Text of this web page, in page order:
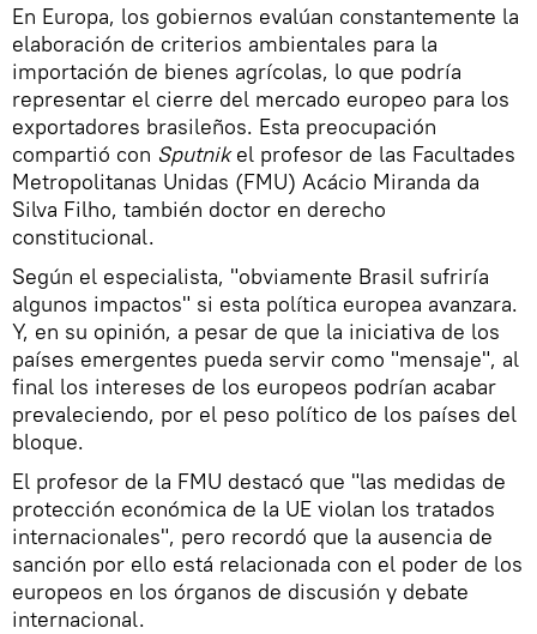
En Europa, los gobiernos evalúan constantemente la
elaboración de criterios ambientales para la
importación de bienes agrícolas, lo que podría
representar el cierre del mercado europeo para los
exportadores brasileños. Esta preocupación
compartió con Sputnikel profesor de las Facultades
Metropolitanas Unidas (FMU) Acácio Miranda da
Silva Filho, también doctor en derecho
constitucional.
Según el especialista, "obviamente Brasil sufriría
algunos impactos" si esta política europea avanzara.
Y, en su opinión, a pesar de que la iniciativa de los
países emergentes pueda servir como "mensaje", al
final los intereses de los europeos podrían acabar
prevaleciendo, por el peso político de los países del
bloque.
El profesor de la FMU destacó que "las medidas de
protección económica de la UE violan los tratados
internacionales", pero recordó que la ausencia de
sanción por ello está relacionada con el poder de los
europeos en los órganos de discusión y debate
internacional.